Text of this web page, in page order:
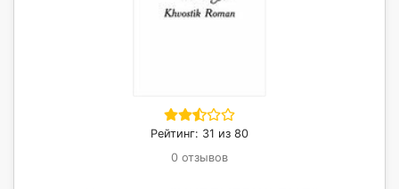
Рейтинг: 31 из 80
0 отзывов